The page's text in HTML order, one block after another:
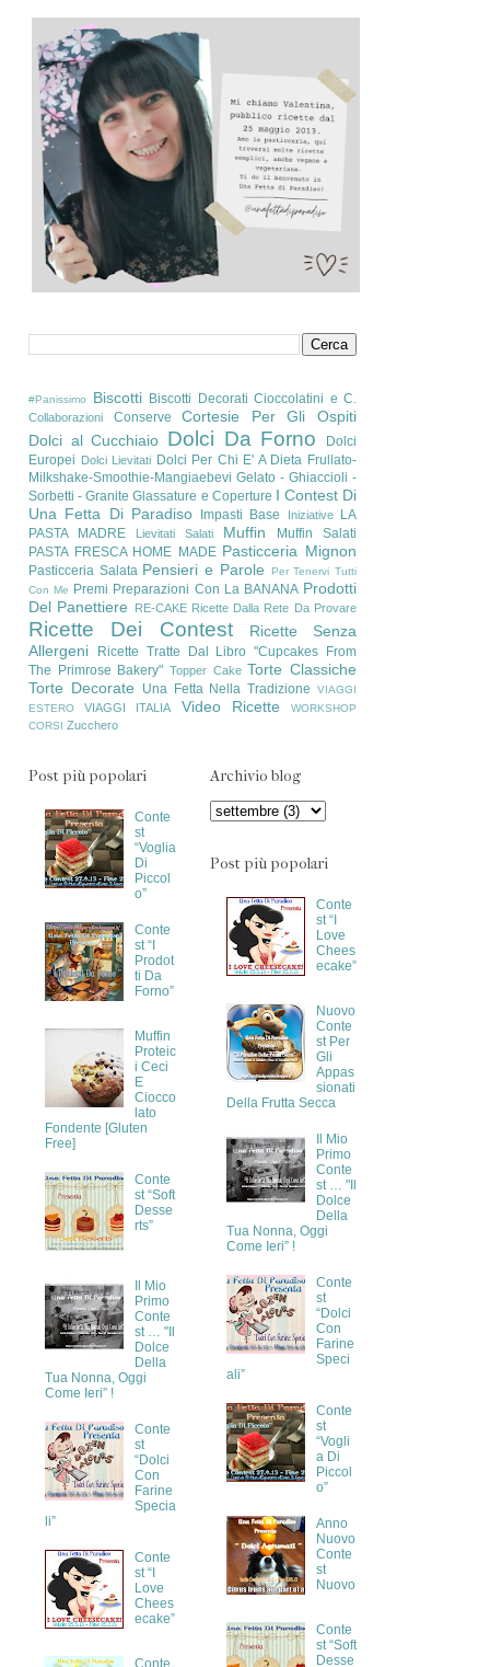
#Panissimo Biscotti Biscotti Decorati Cioccolatini e C.
Collaborazioni Conserve
Cortesie Per Gli Ospiti
Dolci al Cucchiaio Dolci Da Forno
Dolci
Europei Dolci Lievitati Dolci Per Chi E' A Dieta Frullato-
Milkshake-Smoothie-Mangiaebevi Gelato - Ghiaccioli -
Sorbetti - Granite Glassature e Coperture I Contest Di
Una Fetta Di Paradiso Impasti Base Iniziative
LA
PASTA MADRE
Lievitati Salati Muffin
Muffin Salati
PASTA FRESCA HOME MADE Pasticceria Mignon
Pasticceria Salata Pensieri e Parole
Per Tenervi Tutti
Con Me Premi Preparazioni Con La BANANA Prodotti
Del Panettiere
RE-CAKE Ricette Dalla Rete Da Provare
Ricette Dei Contest
Ricette Senza
Allergeni
Ricette Tratte Dal Libro "Cupcakes From
The Primrose Bakery" Topper Cake Torte Classiche
Torte Decorate
Una Fetta Nella Tradizione
VIAGGI
ESTERO
VIAGGI ITALIA Video Ricette
WORKSHOP
CORSI Zucchero
Post più popolari
Conte
st
“Voglia
Di
Piccol
o”
Conte
st “I
Prodot
ti Da
Forno”
Muffin
Proteic
i Ceci
E
Ciocco
lato
Fondente [Gluten
Free]
Conte
st “Soft
Desse
rts”
Il Mio
Primo
Conte
st … "Il
Dolce
Della
Tua Nonna, Oggi
Come Ieri” !
Conte
st
“Dolci
Con
Farine
Specia
li”
Conte
st “I
Love
Chees
ecake”
Conte
Archivio blog
Post più popolari
Conte
st “I
Love
Chees
ecake”
Nuovo
Conte
st Per
Gli
Appas
sionati
Della Frutta Secca
Il Mio
Primo
Conte
st … "Il
Dolce
Della
Tua Nonna, Oggi
Come Ieri” !
Conte
st
“Dolci
Con
Farine
Speci
ali”
Conte
st
“Vogli
a Di
Piccol
o”
Anno
Nuovo
Conte
st
Nuovo
Conte
st “Soft
Desse